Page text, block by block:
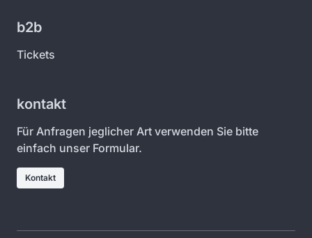
b2b
Tickets
kontakt
Für Anfragen jeglicher Art verwenden Sie bitte
einfach unser Formular.
Kontakt